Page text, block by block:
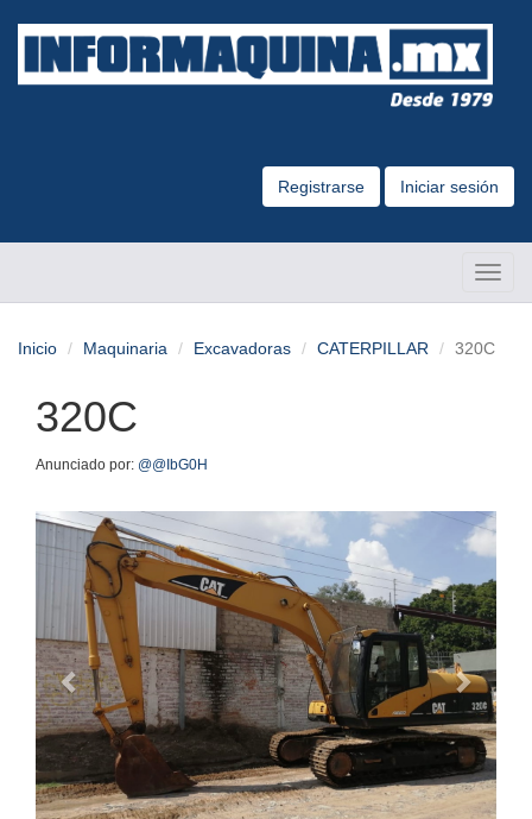
Registrarse Iniciar sesión
Inicio Maquinaria Excavadoras CATERPILLAR 320C
320C
Anunciado por: @@IbG0H